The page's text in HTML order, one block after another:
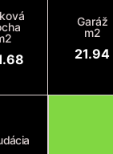
Garáž
m2
21.94